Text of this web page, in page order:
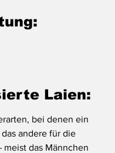
Laien:
bei denen ein
andere für die
meist das Männchen